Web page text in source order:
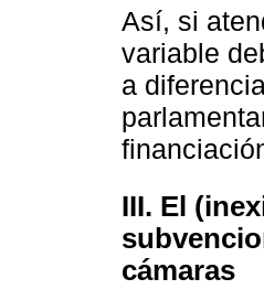
Así, si
variable
a
III. El
cámaras